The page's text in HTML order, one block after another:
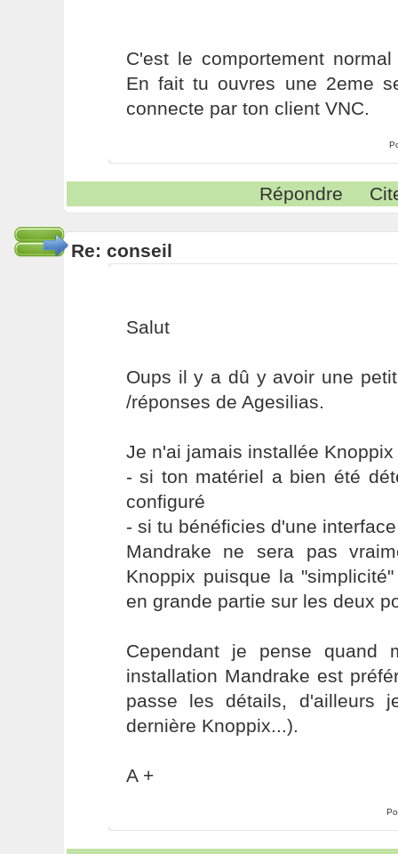
C'est le comportement
En fait tu ouvres une 2eme
connecte par ton client VNC.
Répondre
Re: conseil
Salut
Oups il y a dû y avoir une
/réponses de Agesilias.
Je n'ai jamais installée Knoppix
- si ton matériel a bien été
configuré
- si tu bénéficies d'une
Mandrake ne sera pas
Knoppix puisque la
en grande partie sur les deux
Cependant je pense quand
installation Mandrake est
passe les détails, d'ailleurs
dernière Knoppix...).
A +